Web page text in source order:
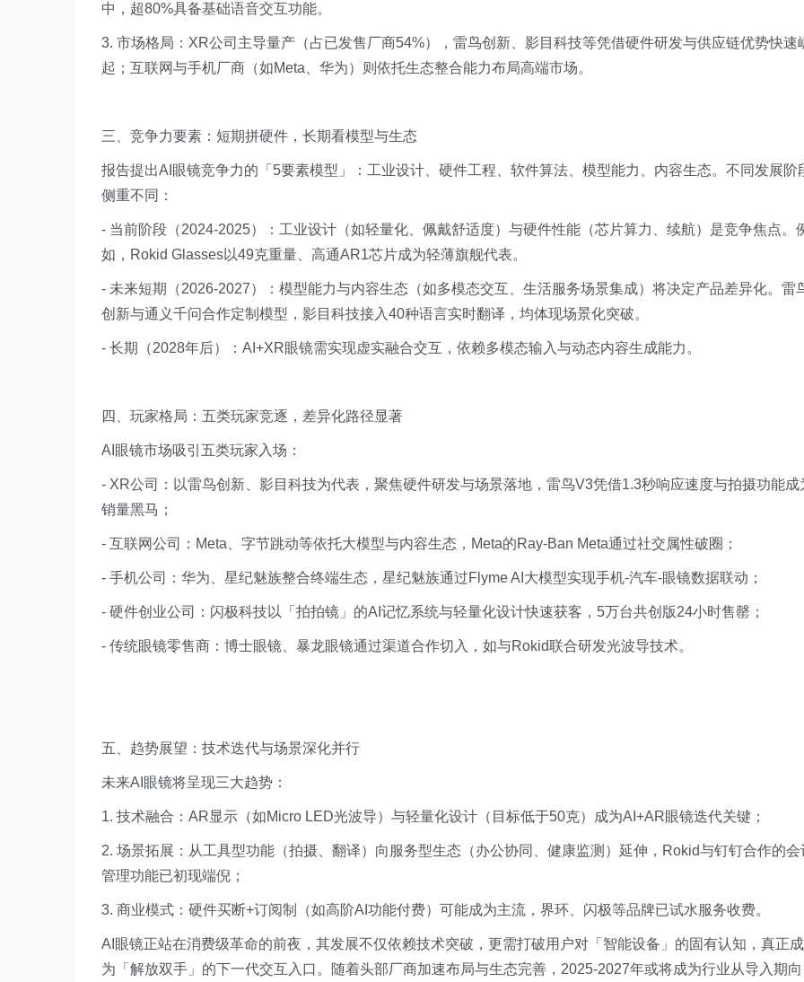
中，超80%具备基础语音交互功能。
3. 市场格局：XR公司主导量产（占已发售厂商54%），雷鸟创新、影目科技等凭借硬件研发与供应链优势快速
起；互联网与手机厂商（如Meta、华为）则依托生态整合能力布局高端市场。
三、竞争力要素：短期拼硬件，长期看模型与生态
报告提出AI眼镜竞争力的「5要素模型」：工业设计、硬件工程、软件算法、模型能力、内容生态。不同发展阶
侧重不同：
- 当前阶段（2024-2025）：工业设计（如轻量化、佩戴舒适度）与硬件性能（芯片算力、续航）是竞争焦点。
如，Rokid Glasses以49克重量、高通AR1芯片成为轻薄旗舰代表。
- 未来短期（2026-2027）：模型能力与内容生态（如多模态交互、生活服务场景集成）将决定产品差异化。雷
创新与通义千问合作定制模型，影目科技接入40种语言实时翻译，均体现场景化突破。
- 长期（2028年后）：AI+XR眼镜需实现虚实融合交互，依赖多模态输入与动态内容生成能力。
四、玩家格局：五类玩家竞逐，差异化路径显著
AI眼镜市场吸引五类玩家入场：
- XR公司：以雷鸟创新、影目科技为代表，聚焦硬件研发与场景落地，雷鸟V3凭借1.3秒响应速度与拍摄功能成
销量黑马；
- 互联网公司：Meta、字节跳动等依托大模型与内容生态，Meta的Ray-Ban Meta通过社交属性破圈；
- 手机公司：华为、星纪魅族整合终端生态，星纪魅族通过Flyme AI大模型实现手机-汽车-眼镜数据联动；
- 硬件创业公司：闪极科技以「拍拍镜」的AI记忆系统与轻量化设计快速获客，5万台共创版24小时售罄；
- 传统眼镜零售商：博士眼镜、暴龙眼镜通过渠道合作切入，如与Rokid联合研发光波导技术。
五、趋势展望：技术迭代与场景深化并行
未来AI眼镜将呈现三大趋势：
1. 技术融合：AR显示（如Micro LED光波导）与轻量化设计（目标低于50克）成为AI+AR眼镜迭代关键；
2. 场景拓展：从工具型功能（拍摄、翻译）向服务型生态（办公协同、健康监测）延伸，Rokid与钉钉合作的会
管理功能已初现端倪；
3. 商业模式：硬件买断+订阅制（如高阶AI功能付费）可能成为主流，界环、闪极等品牌已试水服务收费。
AI眼镜正站在消费级革命的前夜，其发展不仅依赖技术突破，更需打破用户对「智能设备」的固有认知，真正成
为「解放双手」的下一代交互入口。随着头部厂商加速布局与生态完善，2025-2027年或将成为行业从导入期向